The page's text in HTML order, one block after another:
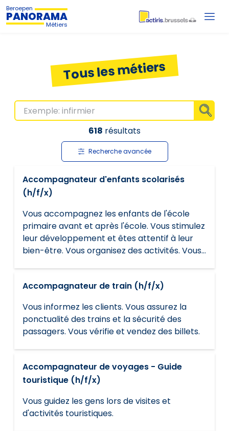
Beroepen
PANORAMA
Métiers
Tous les métiers
Recherche avancée
618 résultats
Accompagnateur d'enfants scolarisés
(h/f/x)
Vous accompagnez les enfants de l'école
primaire avant et après l'école. Vous stimulez
leur développement et êtes attentif à leur
bien-être. Vous organisez des activités. Vous
Accompagnateur de train (h/f/x)
Vous informez les clients. Vous assurez la
ponctualité des trains et la sécurité des
passagers. Vous vérifie et vendez des billets.
Accompagnateur de voyages - Guide
touristique (h/f/x)
Vous guidez les gens lors de visites et
d'activités touristiques.